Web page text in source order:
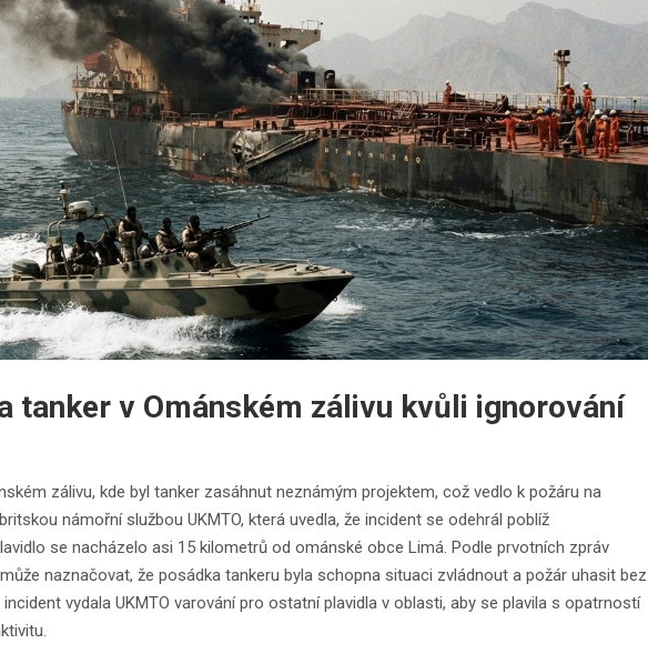
tanker v Ománském zálivu kvůli ignorování
zálivu, kde byl tanker zasáhnut neznámým projektem, což vedlo k požáru na
námořní službou UKMTO, která uvedla, že incident se odehrál poblíž
se nacházelo asi 15 kilometrů od ománské obce Limá. Podle prvotních zpráv
naznačovat, že posádka tankeru byla schopna situaci zvládnout a požár uhasit bez
vydala UKMTO varování pro ostatní plavidla v oblasti, aby se plavila s opatrností